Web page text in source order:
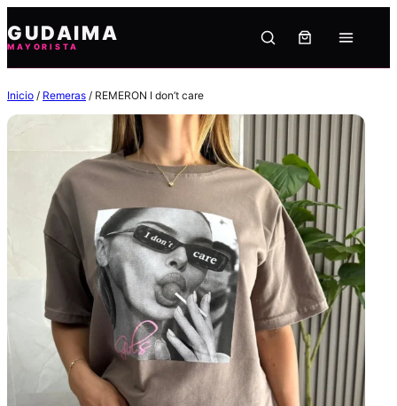
al
GUDAIMA
MAYORISTA
Inicio / Remeras / REMERON I don’t care